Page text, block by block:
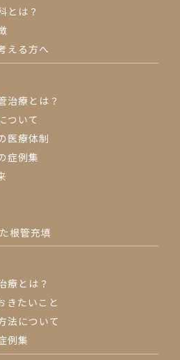
とは？
える方へ
治療とは？
ついて
医療体制
症例集
根管充填
療とは？
きたいこと
法について
例集